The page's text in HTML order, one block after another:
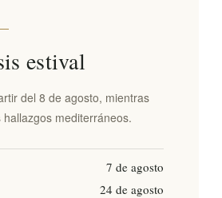
estival
del 8 de agosto, mientras
mediterráneos.
7 de agosto
24 de agosto